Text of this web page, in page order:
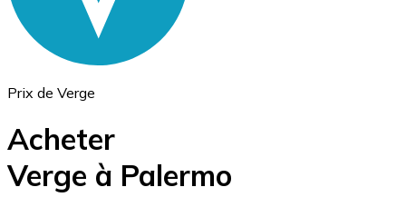
Prix de Verge
Acheter
Verge à Palermo